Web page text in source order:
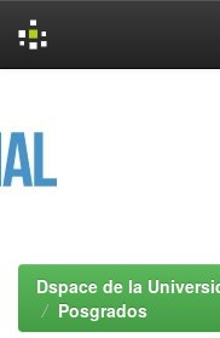
Dspace de la
Posgrados